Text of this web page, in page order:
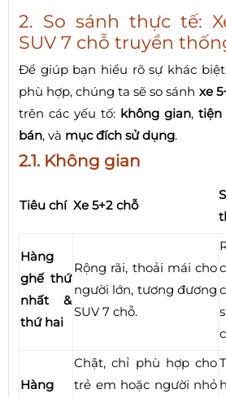
2. So sánh thực tế:
SUV 7 chỗ truyền
Để giúp bạn hiểu rõ sự khác
phù hợp, chúng ta sẽ so sánh xe
trên các yếu tố: không gian, tiện
bán, và mục đích sử dụng.
2.1. Không gian
Tiêu chí Xe 5+2 chỗ
Hàng
ghế thứ
nhất &
thứ hai
Rộng rãi, thoải mái cho
người lớn, tương đương
SUV 7 chỗ.
Hàng
Chật, chỉ phù hợp cho
trẻ em hoặc người nhỏ